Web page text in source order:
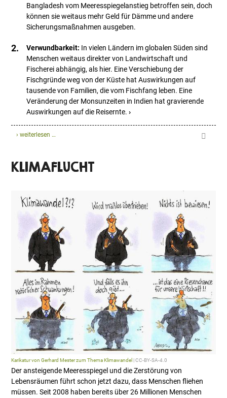
Bangladesh vom Meeresspiegelanstieg betroffen sein, doch
können sie weitaus mehr Geld für Dämme und andere
Sicherungsmaßnahmen ausgeben.
Verwundbarkeit: In vielen Ländern im globalen Süden sind
Menschen weitaus direkter von Landwirtschaft und
Fischerei abhängig, als hier. Eine Verschiebung der
Fischgründe weg von der Küste hat Auswirkungen auf
tausende von Familien, die vom Fischfang leben. Eine
Veränderung der Monsunzeiten in Indien hat gravierende
Auswirkungen auf die Reisernte. ›
› weiterlesen …
KLIMAFLUCHT
Karikatur von Gerhard Mester zum Thema Klimawandel | CC-BY-SA-4.0
Der ansteigende Meeresspiegel und die Zerstörung von
Lebensräumen führt schon jetzt dazu, dass Menschen fliehen
müssen. Seit 2008 haben bereits über 26 Millionen Menschen